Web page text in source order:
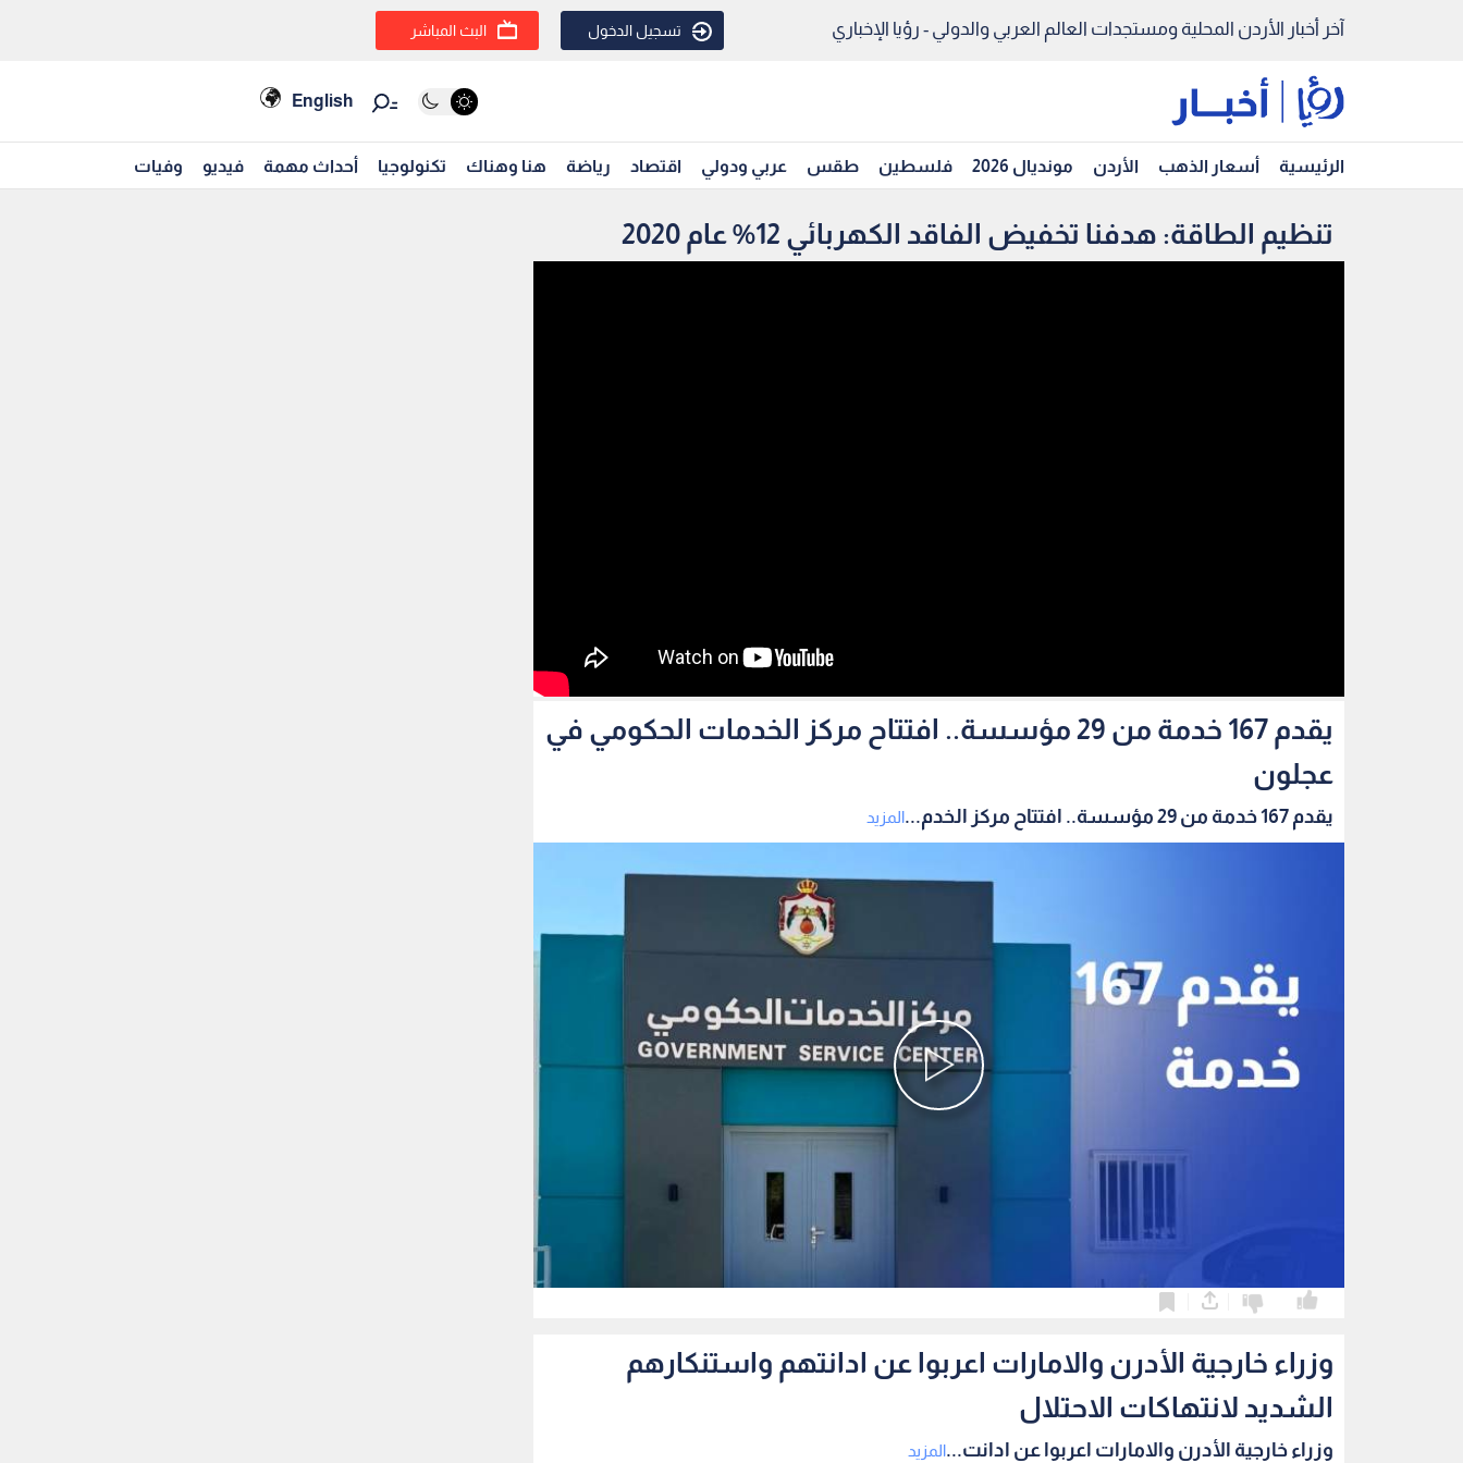
آخر أخبار الأردن المحلية ومستجدات العالم العربي والدولي - رؤيا الإخباري تسجيل الدخول البث المباشر
English
الرئيسية أسعار الذهب الأردن مونديال 2026 فلسطين طقس عربي ودولي اقتصاد رياضة هنا وهناك تكنولوجيا أحداث مهمة فيديو وفيات
تنظيم الطاقة: هدفنا تخفيض الفاقد الكهربائي 12% عام 2020
يقدم 167 خدمة من 29 مؤسسة.. افتتاح مركز الخدمات الحكومي في
عجلون
يقدم 167 خدمة من 29 مؤسسة.. افتتاح مركز الخدم... المزيد
وزراء خارجية الأدرن والامارات اعربوا عن ادانتهم واستنكارهم
الشديد لانتهاكات الاحتلال
وزراء خارجية الأدرن والامارات اعربوا عن ادانت...المزيد